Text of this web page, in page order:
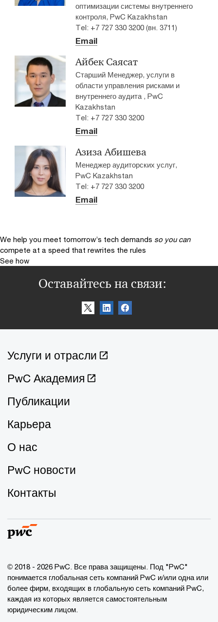
оптимизации системы внутреннего
контроля, PwC Kazakhstan
Tel: +7 727 330 3200 (вн. 3711)
Email
Айбек Саясат
Старший Менеджер, услуги в
области управления рисками и
внутреннего аудита , PwC
Kazakhstan
Tel: +7 727 330 3200
Email
Азиза Абишева
Менеджер аудиторских услуг,
PwC Kazakhstan
Tel: +7 727 330 3200
Email
We help you meet tomorrow’s tech demands so you can
compete at a speed that rewrites the rules
See how
Оставайтесь на связи:
Услуги и отрасли
PwC Академия
Публикации
Карьера
О нас
PwC новости
Контакты
© 2018 - 2026 PwC. Все права защищены. Под "PwC"
понимается глобальная сеть компаний PwC и/или одна или
более фирм, входящих в глобальную сеть компаний PwC,
каждая из которых является самостоятельным
юридическим лицом.